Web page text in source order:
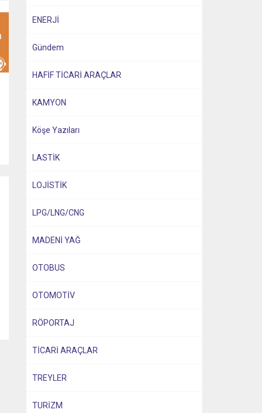
ENERJİ
Gündem
HAFİF TİCARİ ARAÇLAR
KAMYON
Köşe Yazıları
LASTİK
LOJİSTİK
LPG/LNG/CNG
MADENİ YAĞ
OTOBUS
OTOMOTİV
RÖPORTAJ
TİCARİ ARAÇLAR
TREYLER
TURİZM